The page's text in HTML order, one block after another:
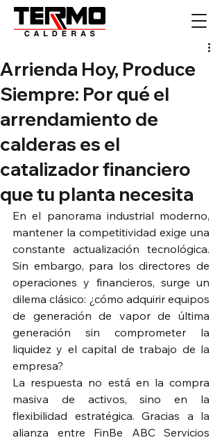
Arrienda Hoy, Produce
Siempre: Por qué el
arrendamiento de
calderas es el
catalizador financiero
que tu planta necesita
En el panorama industrial moderno,
mantener la competitividad exige una
constante actualización tecnológica.
Sin embargo, para los directores de
operaciones y financieros, surge un
dilema clásico: ¿cómo adquirir equipos
de generación de vapor de última
generación sin comprometer la
liquidez y el capital de trabajo de la
empresa?
La respuesta no está en la compra
masiva de activos, sino en la
flexibilidad estratégica. Gracias a la
alianza entre FinBe ABC Servicios